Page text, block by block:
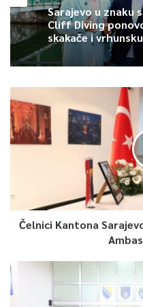
ruševina.
Tada je, pored pripadnika
pet medicinskih timova iz JU
bolnice – saopćeno je iz
Sarajevo u znaku
Cliff Diving
skakače i
Čelnici Kantona